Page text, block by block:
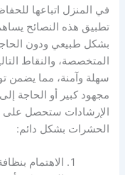
في المنزل اتباعها
تطبيق هذه النصائح
بشكل طبيعي ودون
المتخصصة، والنقاط
سهلة وآمنة، مما يضمن
مجهود كبير أو الحاجة
الإرشادات ستحصل على
الحشرات بشكل دائم:
الاهتمام